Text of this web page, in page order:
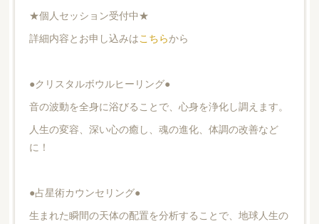
★個人セッション受付中★
詳細内容とお申し込みはこちらから
●クリスタルボウルヒーリング●
音の波動を全身に浴びることで、心身を浄化し調えます。
人生の変容、深い心の癒し、魂の進化、体調の改善など
に！
●占星術カウンセリング●
生まれた瞬間の天体の配置を分析することで、地球人生の